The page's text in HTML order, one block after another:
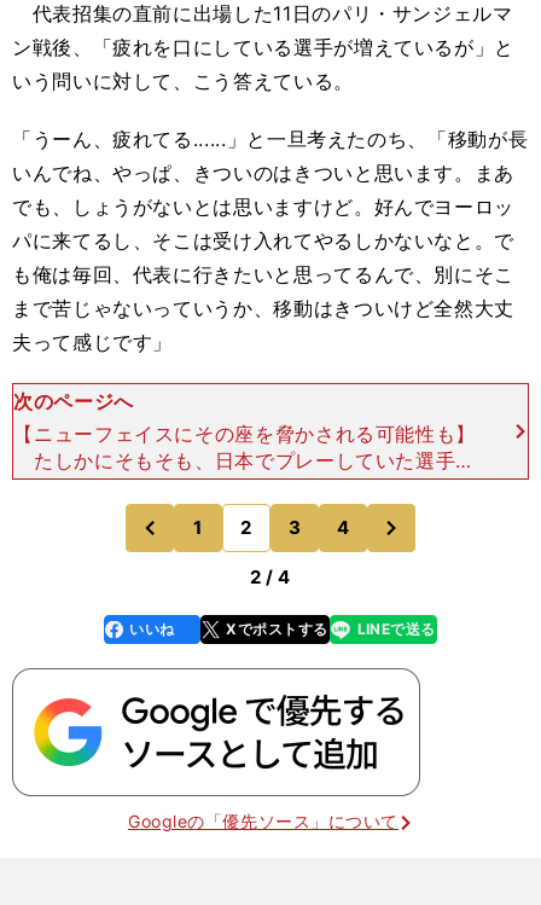
代表招集の直前に出場した11日のパリ・サンジェルマ
ン戦後、「疲れを口にしている選手が増えているが」と
いう問いに対して、こう答えている。
「うーん、疲れてる......」と一旦考えたのち、「移動が長
いんでね、やっぱ、きついのはきついと思います。まあ
でも、しょうがないとは思いますけど。好んでヨーロッ
パに来てるし、そこは受け入れてやるしかないなと。で
も俺は毎回、代表に行きたいと思ってるんで、別にそこ
まで苦じゃないっていうか、移動はきついけど全然大丈
夫って感じです」
次のページへ
【ニューフェイスにその座を脅かされる可能性も】
たしかにそもそも、日本でプレーしていた選手た
ちが舞台を欧州に移すのは好き好んでのことではあ
る。だからこそ「それは言い訳にならない」と考え
ているようだ。
前
のページへ
1 2 3 4
のページへ
2 / 4
faceboo
k
いいね Xでポストする
line LINEで送る
Googleの「優先ソース」について